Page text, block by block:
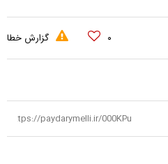
۰ گزارش خطا